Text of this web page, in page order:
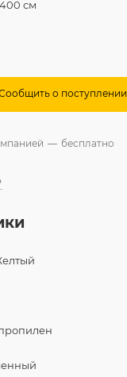
см
о поступлении
— бесплатно